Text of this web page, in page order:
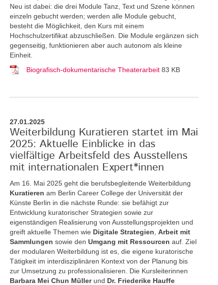
Neu ist dabei: die drei Module Tanz, Text und Szene können
einzeln gebucht werden; werden alle Module gebucht,
besteht die Möglichkeit, den Kurs mit einem
Hochschulzertifikat abzuschließen. Die Module ergänzen sich
gegenseitig, funktionieren aber auch autonom als kleine
Einheit.
Biografisch-dokumentarische Theaterarbeit 83 KB
27.01.2025
Weiterbildung Kuratieren startet im Mai
2025: Aktuelle Einblicke in das
vielfältige Arbeitsfeld des Ausstellens
mit internationalen Expert*innen
Am 16. Mai 2025 geht die berufsbegleitende Weiterbildung
Kuratieren am Berlin Career College der Universität der
Künste Berlin in die nächste Runde: sie befähigt zur
Entwicklung kuratorischer Strategien sowie zur
eigenständigen Realisierung von Ausstellungsprojekten und
greift aktuelle Themen wie Digitale Strategien Arbeit mit
Sammlungen sowie den Umgang mit Ressourcen auf. Ziel
der modularen Weiterbildung ist es, die eigene kuratorische
Tätigkeit im interdisziplinären Kontext von der Planung bis
zur Umsetzung zu professionalisieren. Die Kursleiterinnen
Barbara Mei Chun Müllerund Dr. Friederike Hauffe